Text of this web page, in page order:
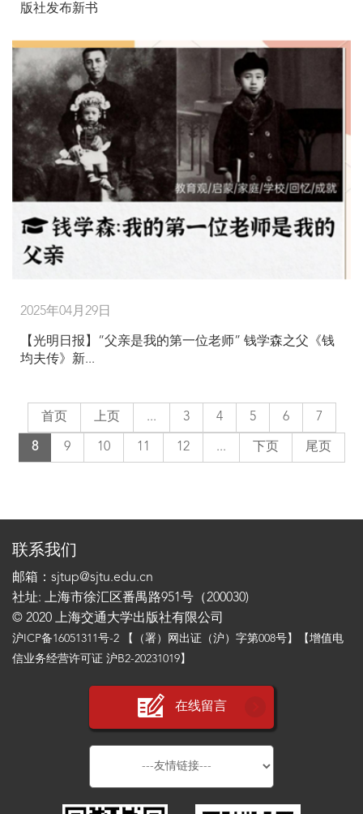
版社发布新书
2025年04月29日
【光明日报】“父亲是我的第一位老师” 钱学森之父《钱
均夫传》新...
首页 上页 ... 3 4 5 6 7
8 9 10 11 12 ... 下页 尾页
联系我们
邮箱：sjtup@sjtu.edu.cn
社址: 上海市徐汇区番禺路951号（200030)
© 2020 上海交通大学出版社有限公司
沪ICP备16051311号-2 【（署）网出证（沪）字第008号】【增值电
信业务经营许可证 沪B2-20231019】
在线留言